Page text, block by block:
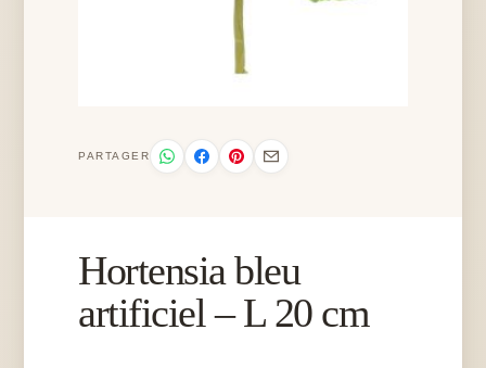
PARTAGER
Hortensia bleu
artificiel – L 20 cm